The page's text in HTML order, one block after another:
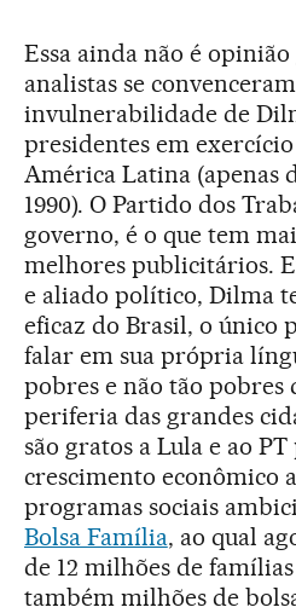
Essa ainda não é
analistas se
invulnerabilidade de
presidentes em
América Latina (apenas
1990). O Partido dos
governo, é o que tem
melhores publicitários.
e aliado político, Dilma
eficaz do Brasil, o único
falar em sua própria
pobres e não tão pobres
periferia das grandes
são gratos a Lula e ao
crescimento econômico
programas sociais
Bolsa Família, ao qual
de 12 milhões de
também milhões de